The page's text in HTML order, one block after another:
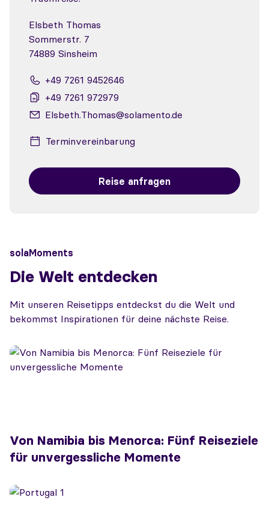
Elsbeth Thomas
Sommerstr. 7
74889 Sinsheim
+49 7261 9452646
+49 7261 972979
Elsbeth.Thomas@solamento.de
Terminvereinbarung
Reise anfragen
solaMoments
Die Welt entdecken
Mit unseren Reisetipps entdeckst du die Welt und
bekommst Inspirationen für deine nächste Reise.
Von Namibia bis Menorca: Fünf Reiseziele
für unvergessliche Momente